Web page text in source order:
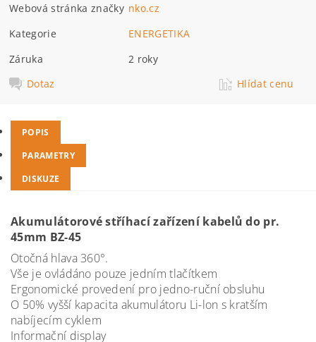
Webová stránka značky nko.cz
Kategorie
ENERGETIKA
Záruka
2 roky
Dotaz
Hlídat cenu
POPIS
PARAMETRY
DISKUZE
Akumulátorové stříhací zařízení kabelů do pr.
45mm BZ-45
Otočná hlava 360°.
Vše je ovládáno pouze jedním tlačítkem
Ergonomické provedení pro jedno-ruční obsluhu
O 50% vyšší kapacita akumulátoru Li-lon s kratším
nabíjecím cyklem
Informační display